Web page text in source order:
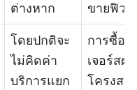
ต่างหาก
ขายฟิวเ
โดยปกติจะ
ไม่คิดค่า
บริการแยก
การซื้อข
เจอร์สผ่
โครงสร้